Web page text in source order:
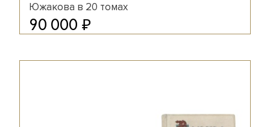
Южакова в 20 томах
90 000 ₽